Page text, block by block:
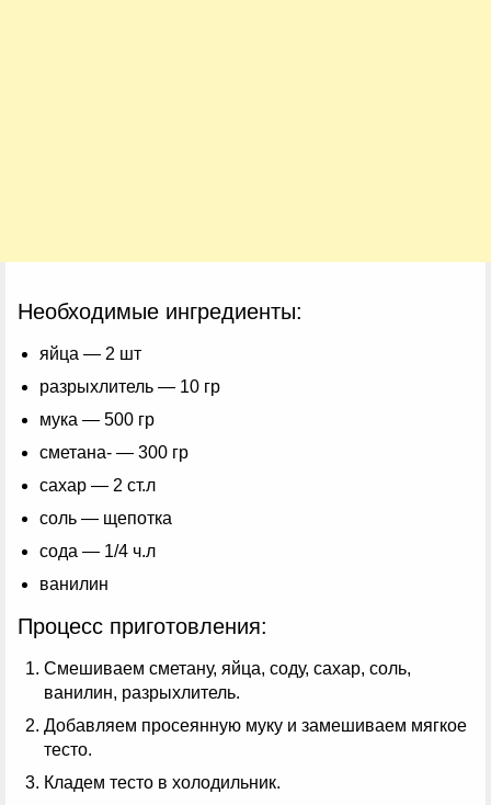
Необходимые ингредиенты:
яйца — 2 шт
разрыхлитель — 10 гр
мука — 500 гр
сметана- — 300 гр
сахар — 2 ст.л
соль — щепотка
сода — 1/4 ч.л
ванилин
Процесс приготовления:
Смешиваем сметану, яйца, соду, сахар, соль,
ванилин, разрыхлитель.
Добавляем просеянную муку и замешиваем мягкое
тесто.
Кладем тесто в холодильник.